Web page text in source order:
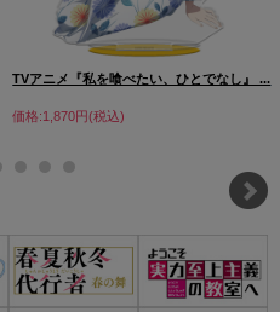
TVアニメ『私を喰べたい、ひとでなし』 ...
価格:1,870円(税込)